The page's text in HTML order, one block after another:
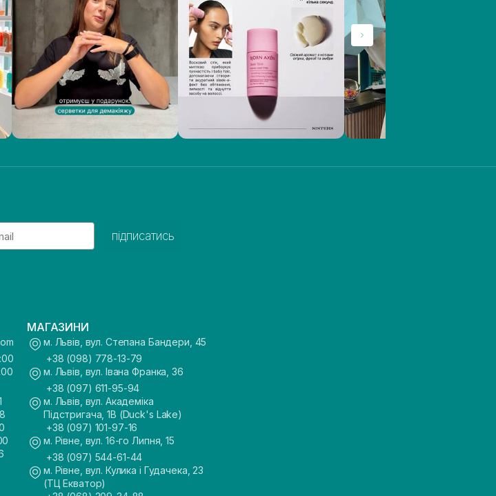
підписатись
МАГАЗИНИ
м. Львів, вул. Степана Бандери, 45
+38 (098) 778-13-79
м. Львів, вул. Івана Франка, 36
+38 (097) 611-95-94
м. Львів, вул. Академіка
Підстригача, 1В (Duck's Lake)
+38 (097) 101-97-16
м. Рівне, вул. 16-го Липня, 15
+38 (097) 544-61-44
м. Рівне, вул. Кулика і Гудачека, 23
(ТЦ Екватор)